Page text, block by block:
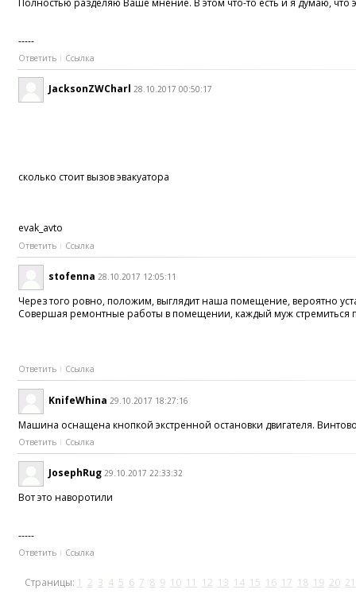
Полностью разделяю Ваше мнение. В этом что-то есть и я думаю, что
-----
Ответить Ссылка
JacksonZWCharl 28.10.2017 00:50:17
сколько стоит вызов эвакуатора
evak_avto
Ответить Ссылка
stofenna 28.10.2017 12:05:11
Через того ровно, положим, выглядит наша помещение, вероятно
Совершая ремонтные работы в помещении, каждый муж стремиться
Ответить Ссылка
KnifeWhina 29.10.2017 18:27:16
Машина оснащена кнопкой экстренной остановки двигателя.
Ответить Ссылка
JosephRug 29.10.2017 22:33:32
Вот это наворотили
-----
Ответить Ссылка
Страницы: 1 2 3 4 5 6 7 8 9 10 11 12 13 14 15 16 17 18 19 20 21